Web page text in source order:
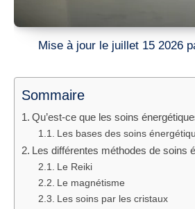
Mise à jour le juillet 15 2026
Sommaire
Qu’est-ce que les soins
Les bases des soins
Les différentes méthodes de soins
Le Reiki
Le magnétisme
Les soins par les cristaux